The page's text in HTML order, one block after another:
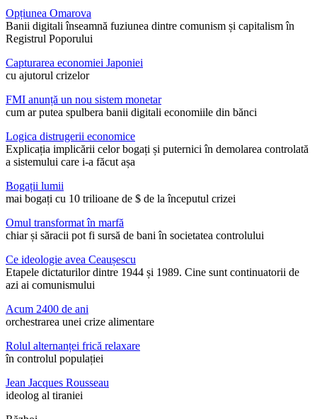
Opțiunea Omarova
Banii digitali înseamnă fuziunea dintre comunism și capitalism în
Registrul Poporului
Capturarea economiei Japoniei
cu ajutorul crizelor
FMI anunță un nou sistem monetar
cum ar putea spulbera banii digitali economiile din bănci
Logica distrugerii economice
Explicația implicării celor bogați și puternici în demolarea controlată
a sistemului care i-a făcut așa
Bogații lumii
mai bogați cu 10 trilioane de $ de la începutul crizei
Omul transformat în marfă
chiar și săracii pot fi sursă de bani în societatea controlului
Ce ideologie avea Ceaușescu
Etapele dictaturilor dintre 1944 și 1989. Cine sunt continuatorii de
azi ai comunismului
Acum 2400 de ani
orchestrarea unei crize alimentare
Rolul alternanței frică relaxare
în controlul populației
Jean Jacques Rousseau
ideolog al tiraniei